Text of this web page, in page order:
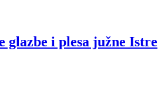
glazbe i plesa južne Istre